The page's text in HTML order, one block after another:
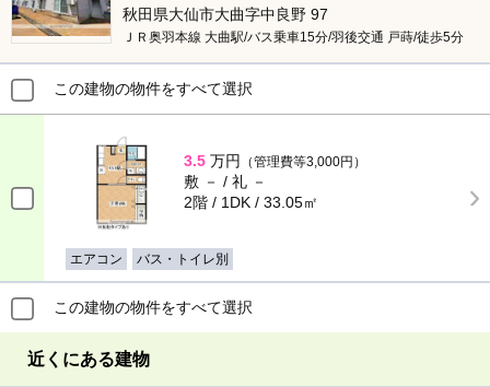
秋田県大仙市大曲字中良野 97
ＪＲ奥羽本線 大曲駅/バス乗車15分/羽後交通 戸蒔/徒歩5分
この建物の物件をすべて選択
3.5 万円 （管理費等3,000円）
敷 － / 礼 －
2階 / 1DK / 33.05㎡
エアコン バス・トイレ別
この建物の物件をすべて選択
近くにある建物